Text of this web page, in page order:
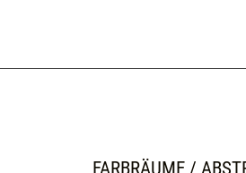
FARBRÄUME /